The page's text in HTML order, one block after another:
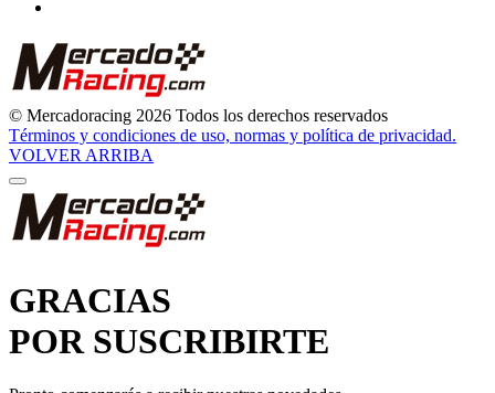
© Mercadoracing 2026 Todos los derechos reservados
Términos y condiciones de uso, normas y política de privacidad.
VOLVER ARRIBA
POR SUSCRIBIRTE